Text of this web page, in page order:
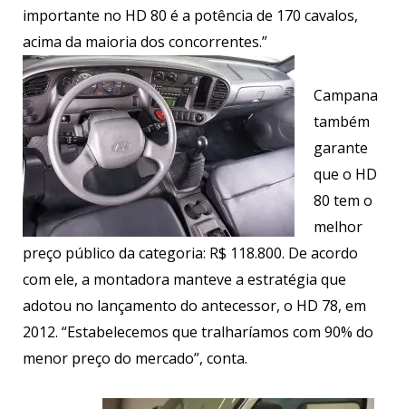
importante no HD 80 é a potência de 170 cavalos,
acima da maioria dos concorrentes.”
Campana
também
garante
que o HD
80 tem o
melhor
preço público da categoria: R$ 118.800. De acordo
com ele, a montadora manteve a estratégia que
adotou no lançamento do antecessor, o HD 78, em
2012. “Estabelecemos que tralharíamos com 90% do
menor preço do mercado”, conta.